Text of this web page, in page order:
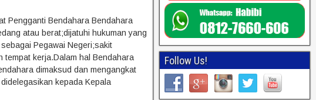
Pengganti Bendahara Bendahara
atau berat;dijatuhi hukuman yang
Pegawai Negeri;sakit
tempat kerja.Dalam hal Bendahara
dimaksud dan mengangkat
kepada Kepala
Follow Us!